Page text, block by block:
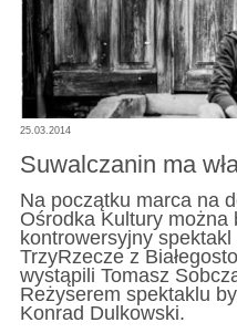
25.03.2014
Suwalczanin ma
Na początku marca na
Ośrodka Kultury można
kontrowersyjny spektakl
TrzyRzecze z
wystąpili Tomasz
Reżyserem spektaklu
Konrad Dulkowski.